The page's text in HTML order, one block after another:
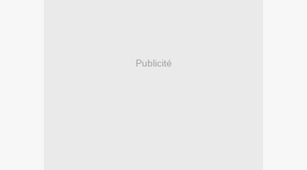
Publicité